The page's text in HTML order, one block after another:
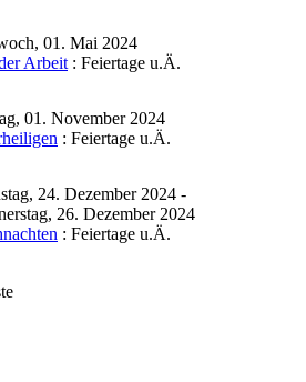
01. Mai 2024
Arbeit : Feiertage u.Ä.
01. November 2024
: Feiertage u.Ä.
24. Dezember 2024 -
26. Dezember 2024
: Feiertage u.Ä.